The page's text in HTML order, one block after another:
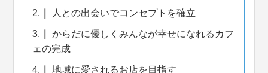
2. 人との出会いでコンセプトを確立
3.
からだに優しくみんなが幸せになれるカフ
ェの完成
4. 地域に愛されるお店を目指す